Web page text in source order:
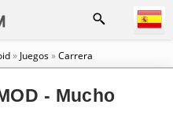
» Juegos»Carrera
- Mucho